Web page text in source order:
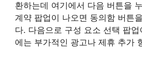
환하는데 여기에서 다음 버튼을
계약 팝업이 나오면 동의함 버튼
다. 다음으로 구성 요소 선택 팝업
에는 부가적인 광고나 제휴 추가